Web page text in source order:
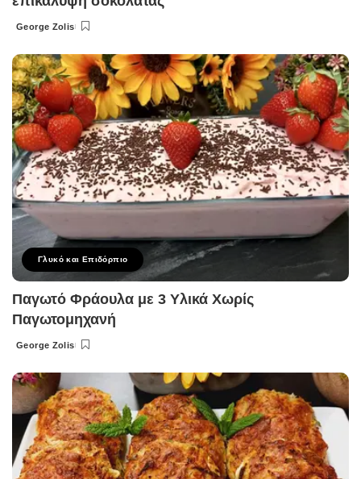
Posted
George Zolis
Γλυκό και Επιδόρπιο
Παγωτό Φράουλα με 3 Υλικά Χωρίς
Παγωτομηχανή
Posted
George Zolis